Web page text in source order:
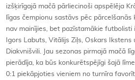
izšķirīgajā mačā pārliecinoši apspēlēja
līgas čempionu sastāvs pēc
nav mainījies, bet pazīstamākie futbolisti
Igors Labuts, Vitālijs Ziļs, Oskars Ikstens
Diakvnišvili. Jau sezonas pirmajā mačā
pierādīja, ka būs konkurētspējīgi šajā
0:1 piekāpjoties vieniem no turnīra